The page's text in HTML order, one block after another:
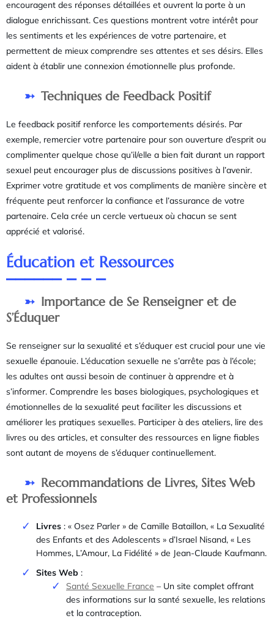
encouragent des réponses détaillées et ouvrent la porte à un
dialogue enrichissant. Ces questions montrent votre intérêt pour
les sentiments et les expériences de votre partenaire, et
permettent de mieux comprendre ses attentes et ses désirs. Elles
aident à établir une connexion émotionnelle plus profonde.
Techniques de Feedback Positif
Le feedback positif renforce les comportements désirés. Par
exemple, remercier votre partenaire pour son ouverture d’esprit ou
complimenter quelque chose qu’il/elle a bien fait durant un rapport
sexuel peut encourager plus de discussions positives à l’avenir.
Exprimer votre gratitude et vos compliments de manière sincère et
fréquente peut renforcer la confiance et l’assurance de votre
partenaire. Cela crée un cercle vertueux où chacun se sent
apprécié et valorisé.
Éducation et Ressources
Importance de Se Renseigner et de
S’Éduquer
Se renseigner sur la sexualité et s’éduquer est crucial pour une vie
sexuelle épanouie. L’éducation sexuelle ne s’arrête pas à l’école;
les adultes ont aussi besoin de continuer à apprendre et à
s’informer. Comprendre les bases biologiques, psychologiques et
émotionnelles de la sexualité peut faciliter les discussions et
améliorer les pratiques sexuelles. Participer à des ateliers, lire des
livres ou des articles, et consulter des ressources en ligne fiables
sont autant de moyens de s’éduquer continuellement.
Recommandations de Livres, Sites Web
et Professionnels
Livres : « Osez Parler » de Camille Bataillon, « La Sexualité
des Enfants et des Adolescents » d’Israel Nisand, « Les
Hommes, L’Amour, La Fidélité » de Jean-Claude Kaufmann.
Sites Web :
Santé Sexuelle France – Un site complet offrant
des informations sur la santé sexuelle, les relations
et la contraception.